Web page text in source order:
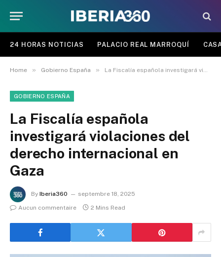
24 HORAS NOTICIAS PALACIO REAL MARROQUÍ
Home » Gobierno España » La Fiscalía española investigará violaciones del derecho internacional en Gaza
GOBIERNO ESPAÑA
La Fiscalía española
investigará violaciones del
derecho internacional en
Gaza
By Iberia360
septembre 18, 2025
Aucun commentaire
2 Mins Read